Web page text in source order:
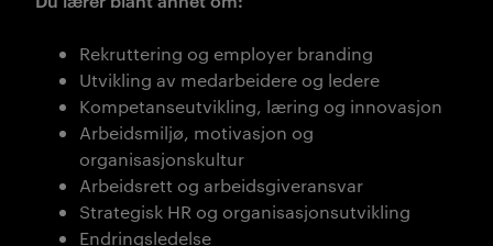
Rekruttering og employer branding
Utvikling av medarbeidere og ledere
Kompetanseutvikling, læring og innovasjon
Arbeidsmiljø, motivasjon og
organisasjonskultur
Arbeidsrett og arbeidsgiveransvar
Strategisk HR og organisasjonsutvikling
Endringsledelse